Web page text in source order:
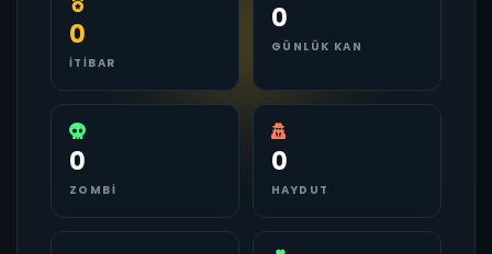
0
İTIBAR
0
GÜNLÜK KAN
0
ZOMBI
0
HAYDUT